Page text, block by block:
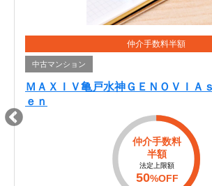
仲介手数料半額
中古マンション
ＭＡＸＩＶ亀戸水神ＧＥＮＯＶＩＡ
ｅｎ
仲介手数料
半額
法定上限額
50%OFF